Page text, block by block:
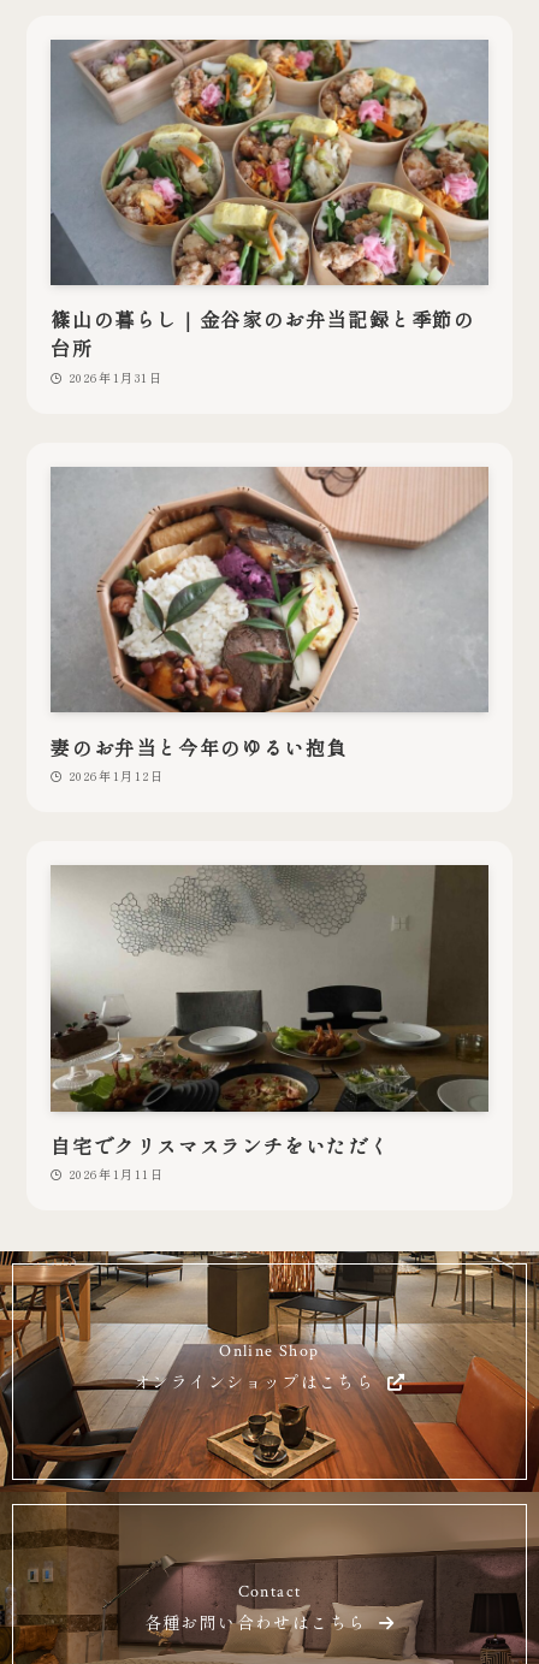
篠山の暮らし｜金谷家のお弁当記録と季節の
台所
2026年1月31日
妻のお弁当と今年のゆるい抱負
2026年1月12日
自宅でクリスマスランチをいただく
2026年1月11日
Online Shop
オンラインショップはこちら
Contact
各種お問い合わせはこちら